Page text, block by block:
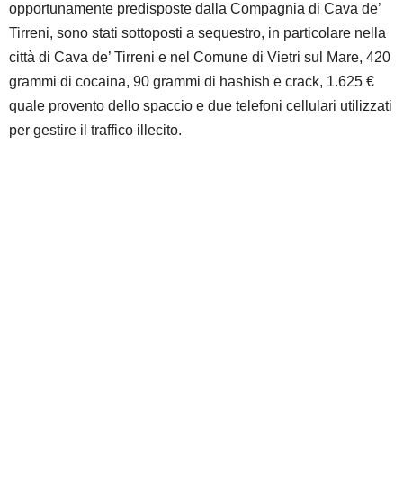
opportunamente predisposte dalla Compagnia di Cava de’
Tirreni, sono stati sottoposti a sequestro, in particolare nella
città di Cava de’ Tirreni e nel Comune di Vietri sul Mare, 420
grammi di cocaina, 90 grammi di hashish e crack, 1.625 €
quale provento dello spaccio e due telefoni cellulari utilizzati
per gestire il traffico illecito.